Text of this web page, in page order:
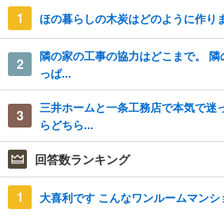
1 ほの暮らしの木炭はどのように作り
2
隣の家の工事の協力はどこまで。
っぱ...
3
三井ホームと一条工務店で本気で迷
らどちら...
回答数ランキング
1 大喜利です こんなワンルームマン